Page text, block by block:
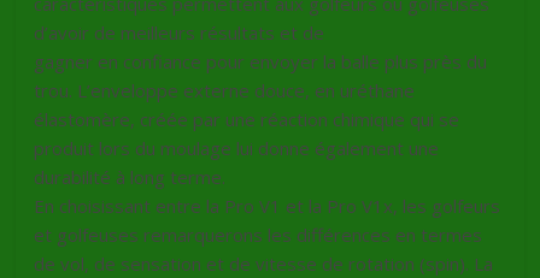
d’avoir de meilleurs résultats et de
gagner en confiance pour envoyer la balle plus près du
trou. L’enveloppe externe douce, en uréthane
élastomère, créée par une réaction chimique qui se
produit lors du moulage lui donne également une
durabilité à long terme.
En choisissant entre la Pro V1 et la Pro V1x, les golfeurs
et golfeuses remarquerons les différences en termes
de vol, de sensation et de vitesse de rotation (spin). La